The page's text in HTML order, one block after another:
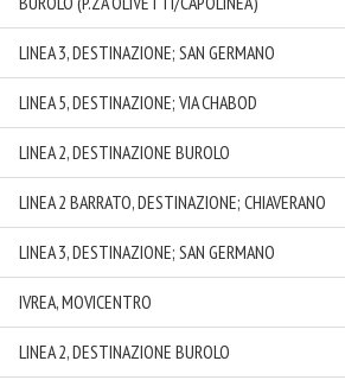
LINEA 3, DESTINAZIONE; SAN GERMANO
LINEA 5, DESTINAZIONE; VIA CHABOD
LINEA 2, DESTINAZIONE BUROLO
LINEA 2 BARRATO, DESTINAZIONE; CHIAVERANO
LINEA 3, DESTINAZIONE; SAN GERMANO
IVREA, MOVICENTRO
LINEA 2, DESTINAZIONE BUROLO